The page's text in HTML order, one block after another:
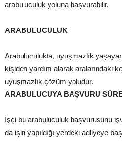
arabuluculuk yoluna başvurabilir.
ARABULUCULUK
Arabuluculukta, uyuşmazlık
kişiden yardım alarak aralarındaki
uyuşmazlık çözüm yoludur.
ARABULUCUYA BAŞVURU
İşçi bu arabuluculuk başvurusunu
da işin yapıldığı yerdeki adliyeye